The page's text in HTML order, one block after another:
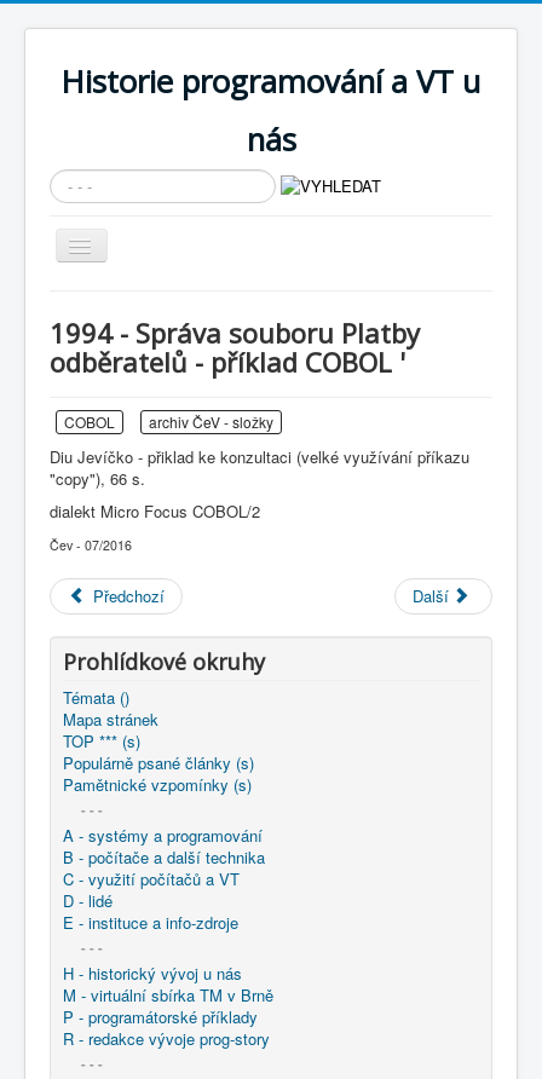
Historie programování a VT u
nás
Vyhledávání...
Přepnout
navigaci
Cíle expozice
Současnost SW a IT
KNIHOVNA
Historické počítače
COBOL
O nás
Úvod
KNIHOVNA
: archiv ČeV - výstřižky a publikace
1994 - Správa souboru Platby odběratelů - příklad COBOL
'
1994 - Správa souboru Platby
odběratelů - příklad COBOL '
COBOL archiv ČeV - složky
Diu Jevíčko - přiklad ke konzultaci (velké využívání příkazu
"copy"), 66 s.
dialekt Micro Focus COBOL/2
Čev - 07/2016
Předchozí Další
Prohlídkové okruhy
Témata ()
Mapa stránek
TOP *** (s)
Populárně psané články (s)
Pamětnické vzpomínky (s)
- - -
A - systémy a programování
B - počítače a další technika
C - využití počítačů a VT
D - lidé
E - instituce a info-zdroje
- - -
H - historický vývoj u nás
M - virtuální sbírka TM v Brně
P - programátorské příklady
R - redakce vývoje prog-story
- - -